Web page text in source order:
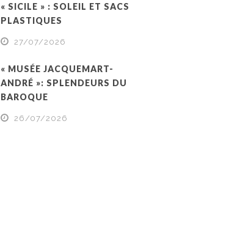
« SICILE » : SOLEIL ET SACS
PLASTIQUES
27/07/2026
« MUSÉE JACQUEMART-
ANDRÉ »: SPLENDEURS DU
BAROQUE
26/07/2026